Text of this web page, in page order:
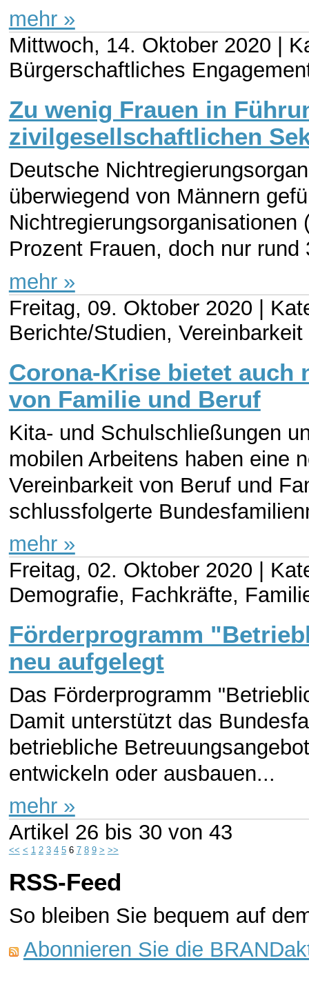
mehr »
Mittwoch, 14. Oktober 2020 |
Bürgerschaftliches
Zu wenig Frauen in
zivilgesellschaftlichen
Deutsche
überwiegend von Männern
Prozent Frauen, doch nur
mehr »
Freitag, 09. Oktober 2020 |
Berichte/Studien, Vereinbarkeit
Corona-Krise bietet auch
von Familie und Beruf
Kita- und Schulschließungen
mobilen Arbeitens haben eine
Vereinbarkeit von Beruf und
schlussfolgerte
mehr »
Freitag, 02. Oktober 2020 |
Demografie, Fachkräfte,
Förderprogramm
neu aufgelegt
Das Förderprogramm
Damit unterstützt das
betriebliche
entwickeln oder ausbauen...
mehr »
Artikel 26 bis 30 von 43
<< < 1 2 3 4 5 6 7 8 9 > >>
RSS-Feed
So bleiben Sie bequem auf
Abonnieren Sie die